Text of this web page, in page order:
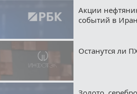
Пользовательское
Медиакит
Контакты
Акции
событий в
Останутся ли